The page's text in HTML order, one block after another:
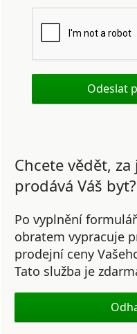
Chcete vědět,
prodává Váš byt?
Po vyplnění
obratem vypracuje
prodejní ceny
Tato služba je